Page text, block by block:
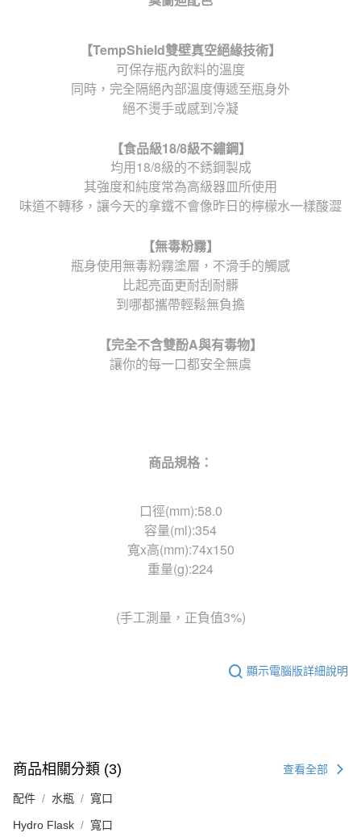
【TempShield雙壁真空絕緣技術】
可保存瓶內飲料的溫度
同時，完全隔絕內部溫度傳遞至瓶身外
絕不燙手或感到冷凝
【食品級18/8級不鏽鋼】
均用18/8級的不銹鋼製成
其強度和純度常為高級器皿所使用
味道不轉移，讓今天的拿鐵不會像昨日的檸檬水一樣酸澀
【無毒粉霧】
瓶身使用無毒粉霧塗層，不滑手的觸感
比起亮面更耐刮耐髒
到哪都攜帶輕鬆無負擔
【完全不含雙酚A與有毒物】
讓你的每一口都安全無虞
商品規格：
口徑(mm):58.0
容量(ml):354
寬x高(mm):74x150
重量(g):224
(手工測量，正負值3%)
顯示電腦版詳細說明
商品相關分類 (3) 查看全部
配件 水瓶 寬口
Hydro Flask 寬口